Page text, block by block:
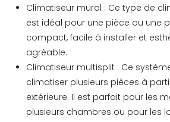
Climatiseur mural : Ce type de
est idéal pour une pièce ou une
compact, facile à installer et
agréable.
Climatiseur multisplit : Ce
climatiser plusieurs pièces à
extérieure. Il est parfait pour les
plusieurs chambres ou pour les